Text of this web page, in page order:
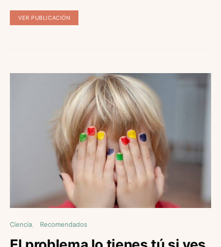
VER PUBLICACIÓN
Ciencia Recomendados